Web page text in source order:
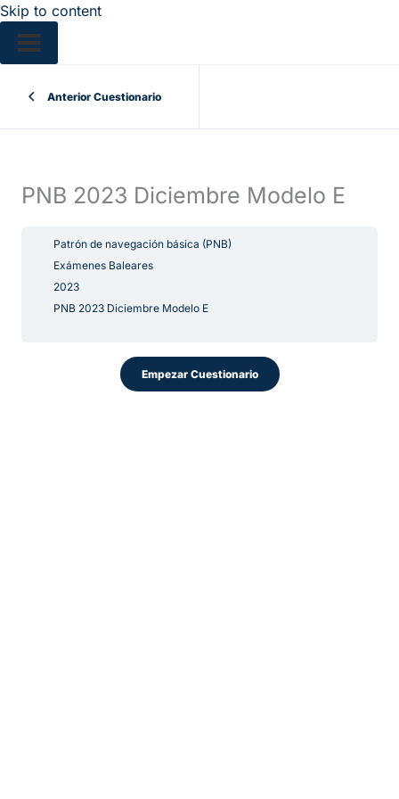
Skip to content
Anterior Cuestionario
PNB 2023 Diciembre Modelo E
Patrón de navegación básica (PNB)
Exámenes Baleares
2023
PNB 2023 Diciembre Modelo E